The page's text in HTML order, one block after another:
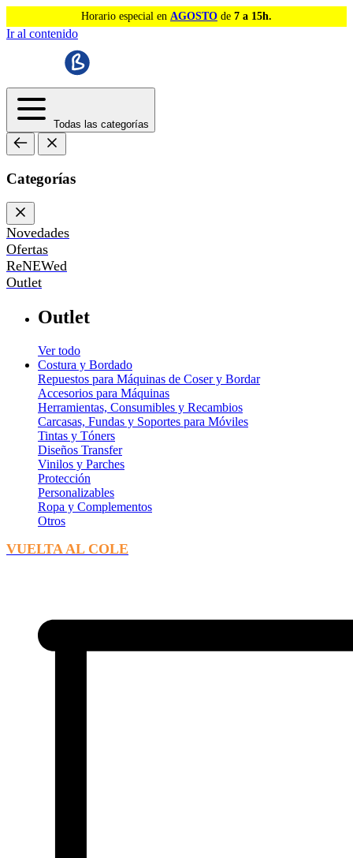
Horario especial en AGOSTO de 7 a 15h.
Ir al contenido
Todas las categorías
Categorías
Novedades
Ofertas
ReNEWed
Outlet
Outlet
Ver todo
Costura y Bordado
Repuestos para Máquinas de Coser y Bordar
Accesorios para Máquinas
Herramientas, Consumibles y Recambios
Carcasas, Fundas y Soportes para Móviles
Tintas y Tóners
Diseños Transfer
Vinilos y Parches
Protección
Personalizables
Ropa y Complementos
Otros
VUELTA AL COLE